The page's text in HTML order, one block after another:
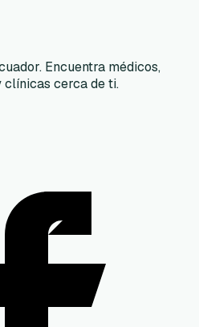
Encuentra médicos,
cerca de ti.